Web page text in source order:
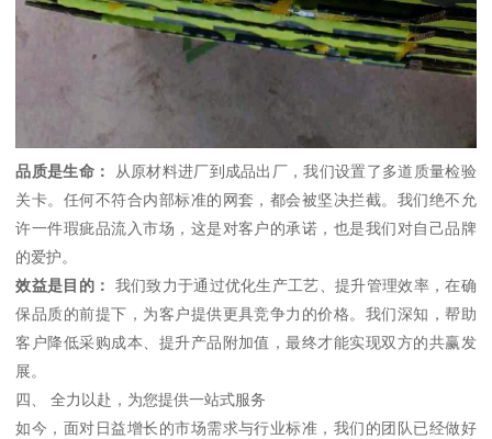
品质是生命：
从原材料进厂到成品出厂，我们设置了多道质量检验
关卡。任何不符合内部标准的网套，都会被坚决拦截。我们绝不允
许一件瑕疵品流入市场，这是对客户的承诺，也是我们对自己品牌
的爱护。
效益是目的：
我们致力于通过优化生产工艺、提升管理效率，在确
保品质的前提下，为客户提供更具竞争力的价格。我们深知，帮助
客户降低采购成本、提升产品附加值，最终才能实现双方的共赢发
展。
四、 全力以赴，为您提供一站式服务
如今，面对日益增长的市场需求与行业标准，我们的团队已经做好